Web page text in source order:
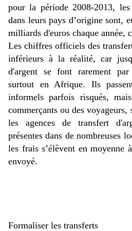
pour la période 2008-2013,
dans leurs pays d’origine sont,
milliards d'euros chaque
Les chiffres officiels des
inférieurs à la réalité, car
d'argent se font rarement
surtout en Afrique. Ils
informels parfois risqués,
commerçants ou des
les agences de transfert
présentes dans de nombreuses
les frais s’élèvent en moyenne
envoyé.
Formaliser les transferts